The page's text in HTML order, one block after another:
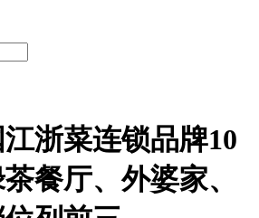
浙菜连锁品牌10
餐厅、外婆家、